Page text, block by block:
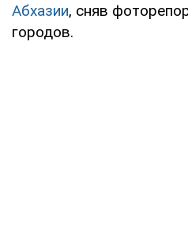
Абхазии, сняв
городов.